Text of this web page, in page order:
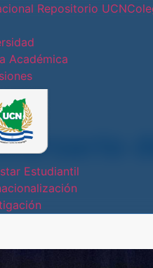
Repositorio UCN
Sede Doral
Académica
Estudiantil